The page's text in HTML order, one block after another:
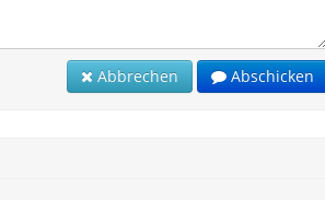
Abbrechen Abschicken